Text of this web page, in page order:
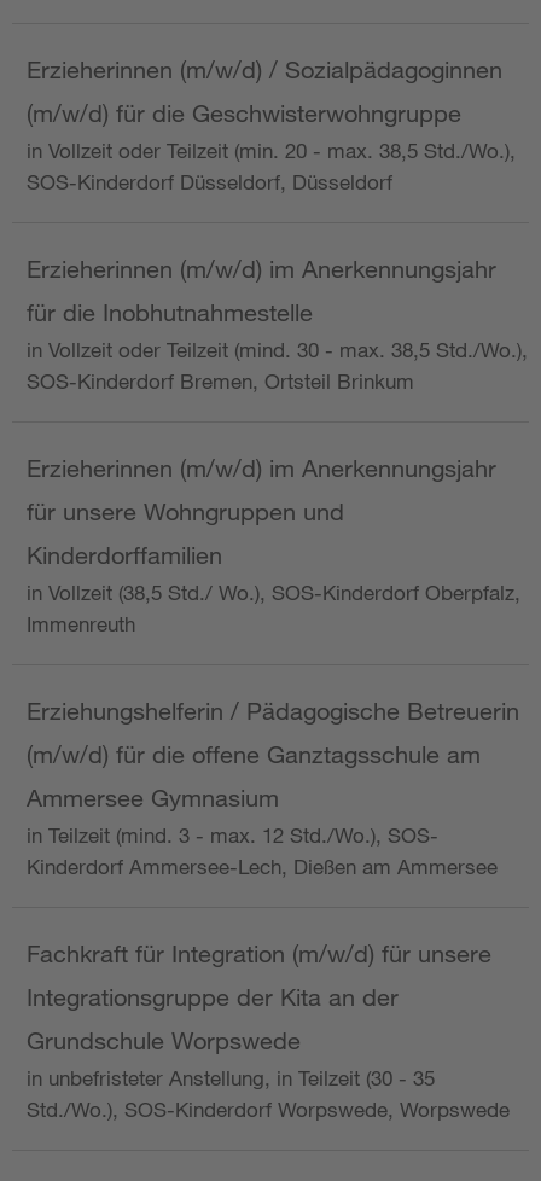
Erzieherinnen (m/w/d) / Sozialpädagoginnen
(m/w/d) für die Geschwisterwohngruppe
in Vollzeit oder Teilzeit (min. 20 - max. 38,5 Std./Wo.),
SOS-Kinderdorf Düsseldorf, Düsseldorf
Erzieherinnen (m/w/d) im Anerkennungsjahr
für die Inobhutnahmestelle
in Vollzeit oder Teilzeit (mind. 30 - max. 38,5 Std./Wo.),
SOS-Kinderdorf Bremen, Ortsteil Brinkum
Erzieherinnen (m/w/d) im Anerkennungsjahr
für unsere Wohngruppen und
Kinderdorffamilien
in Vollzeit (38,5 Std./ Wo.), SOS-Kinderdorf Oberpfalz,
Immenreuth
Erziehungshelferin / Pädagogische Betreuerin
(m/w/d) für die offene Ganztagsschule am
Ammersee Gymnasium
in Teilzeit (mind. 3 - max. 12 Std./Wo.), SOS-
Kinderdorf Ammersee-Lech, Dießen am Ammersee
Fachkraft für Integration (m/w/d) für unsere
Integrationsgruppe der Kita an der
Grundschule Worpswede
in unbefristeter Anstellung, in Teilzeit (30 - 35
Std./Wo.), SOS-Kinderdorf Worpswede, Worpswede